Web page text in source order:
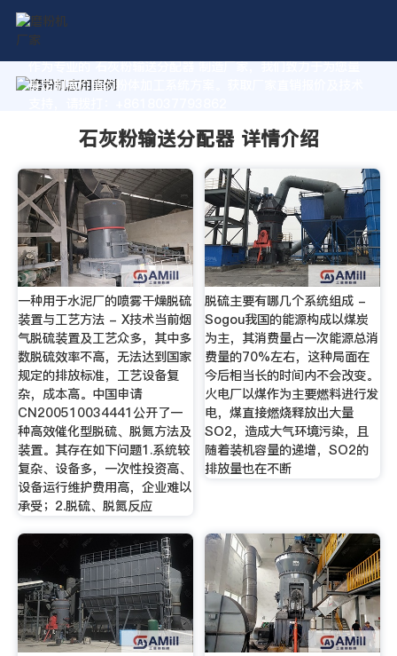
作为专业的 石灰粉输送分配器 制造厂家，我们致力于为您量
身定制高价值的粉体加工系统方案。获取厂家直销报价及技术
石灰粉输送分配器 详情介绍
一种用于水泥厂的喷雾干燥脱硫
装置与工艺方法 - X技术当前烟
气脱硫装置及工艺众多，其中多
数脱硫效率不高，无法达到国家
规定的排放标准，工艺设备复
杂，成本高。中国申请
CN200510034441公开了一
种高效催化型脱硫、脱氮方法及
装置。其存在如下问题1.系统较
复杂、设备多，一次性投资高、
设备运行维护费用高，企业难以
承受；2.脱硫、脱氮反应
脱硫主要有哪几个系统组成 -
Sogou我国的能源构成以煤炭
为主，其消费量占一次能源总消
费量的70%左右，这种局面在
今后相当长的时间内不会改变。
火电厂以煤作为主要燃料进行发
电，煤直接燃烧释放出大量
SO2，造成大气环境污染，且
随着装机容量的递增，SO2的
排放量也在不断